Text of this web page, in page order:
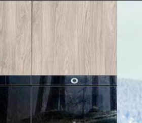
הסיפור שלנו אולם תצוגה